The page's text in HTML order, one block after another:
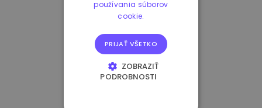
používania súborov
cookie.
PRIJAŤ VŠETKO
ZOBRAZIŤ
PODROBNOSTI